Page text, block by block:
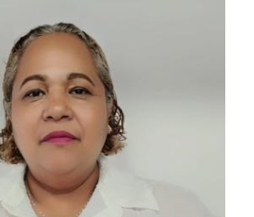
Operativa
Municipal
MANZANERO